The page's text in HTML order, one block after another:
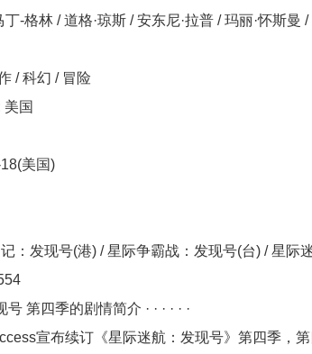
丁-格林 / 道格·琼斯 / 安东尼·拉普 / 玛丽·怀斯
/ 科幻 / 冒险
国
美国)
：发现号(港) / 星际争霸战：发现号(台) / 星际
第四季的剧情简介 · · · · · ·
宣布续订《星际迷航：发现号》第四季，第